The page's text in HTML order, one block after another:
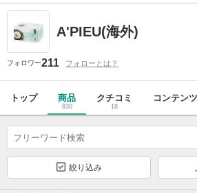
A'PIEU(海外)
フォロワー211 フォローとは？
トップ 商品
830
クチコミ
18
コンテンツ
絞り込み